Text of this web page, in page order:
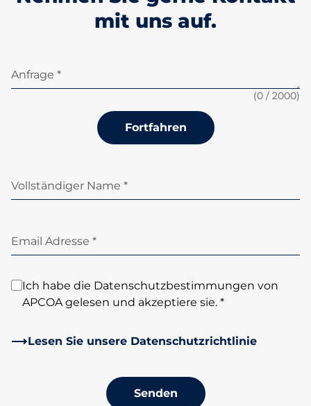
mit uns auf.
Anfrage *
(0 / 2000)
Fortfahren
Vollständiger Name *
Email Adresse *
Ich habe die Datenschutzbestimmungen von
APCOA gelesen und akzeptiere sie. *
Lesen Sie unsere Datenschutzrichtlinie
Senden